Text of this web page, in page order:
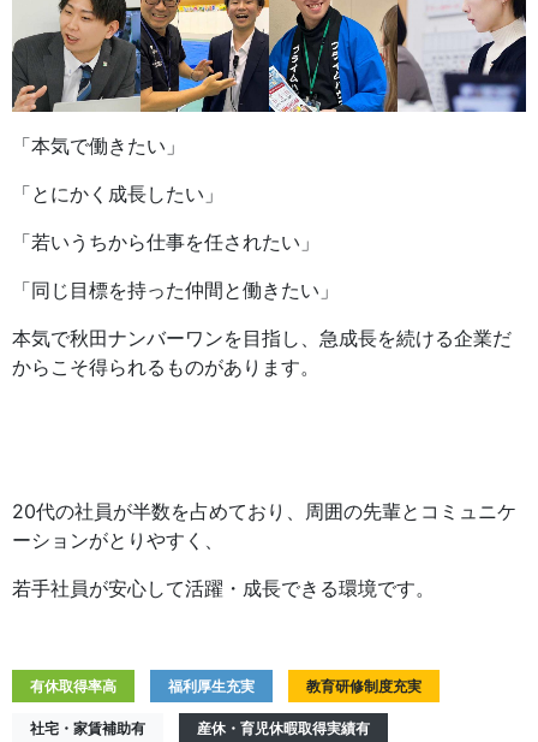
「本気で働きたい」
「とにかく成長したい」
「若いうちから仕事を任されたい」
「同じ目標を持った仲間と働きたい」
本気で秋田ナンバーワンを目指し、急成長を続ける企業だ
からこそ得られるものがあります。
20代の社員が半数を占めており、周囲の先輩とコミュニケ
ーションがとりやすく、
若手社員が安心して活躍・成長できる環境です。
有休取得率高 福利厚生充実 教育研修制度充実
社宅・家賃補助有 産休・育児休暇取得実績有